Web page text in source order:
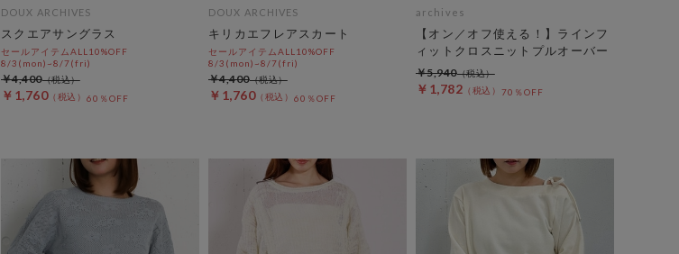
DOUX ARCHIVES
スクエアサングラス
セールアイテムALL10%OFF
8/3(mon)~8/7(fri)
￥1,760 60％OFF
￥4,400
DOUX ARCHIVES
キリカエフレアスカート
セールアイテムALL10%OFF
8/3(mon)~8/7(fri)
￥1,760 60％OFF
￥4,400
archives
【オン／オフ使える！】ラインフ
ィットクロスニットプルオーバー
￥1,782 70％OFF
￥5,940